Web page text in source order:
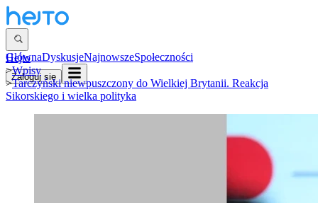
GłównaDyskusjeNajnowszeSpołeczności
Zaloguj się
Hejto
>Wpisy
>Tarczyński niewpuszczony do Wielkiej Brytanii. Reakcja
Sikorskiego i wielka polityka